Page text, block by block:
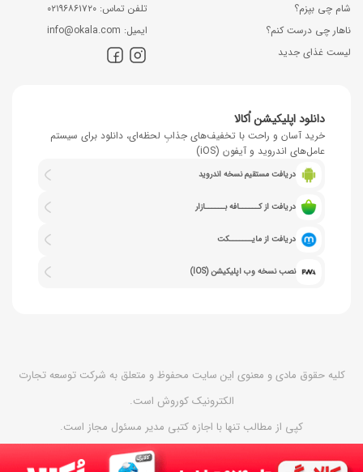
شام چی بپزم؟
ناهار چی درست کنم؟
لیست غذای جدید
ﺗﻠﻔﻦ ﺗﻤﺎس: ۰۲۱۹۶۸۶۱۷۲۰
اﯾﻤﯿﻞ: info@okala.com
دانلود اپلیکیشن اُکالا
خرید آسان و راحت با تخفیف‌های جذابِ لحظه‌ای، دانلود برای سیستم
عامل‌های اندروید و آیفون (iOS)
دریافت مستقیم نسخه اندروید
دریافت از کــــــافه بــــــازار
دریافت از مایـــــــکت
نصب نسخه وب اپلیکیشن (IOS)
کلیه حقوق مادی و معنوی این سایت محفوظ و متعلق به شرکت توسعه تجارت
الکترونیک کوروش است.
کپی از مطالب تنها با اجازه کتبی مدیر مسئول مجاز است.